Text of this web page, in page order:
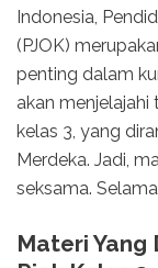
Indonesia,
(PJOK)
penting dalam
akan
kelas 3, yang
Merdeka. Jadi,
seksama.
Materi